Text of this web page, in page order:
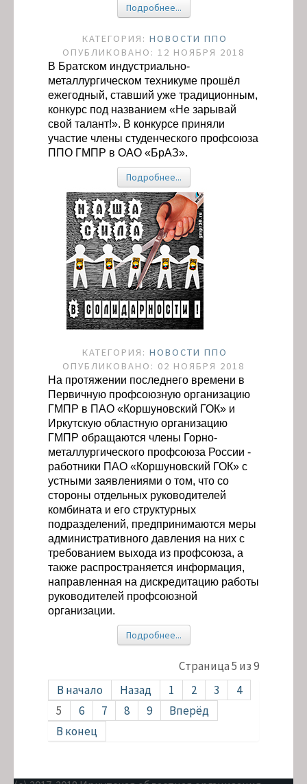
Подробнее...
КАТЕГОРИЯ: НОВОСТИ ППО
ОПУБЛИКОВАНО: 12 НОЯБРЯ 2018
В Братском индустриально-
металлургическом техникуме прошёл
ежегодный, ставший уже традиционным,
конкурс под названием «Не зарывай
свой талант!». В конкурсе приняли
участие члены студенческого профсоюза
ППО ГМПР в ОАО «БрАЗ».
Подробнее...
КАТЕГОРИЯ: НОВОСТИ ППО
ОПУБЛИКОВАНО: 02 НОЯБРЯ 2018
На протяжении последнего времени в
Первичную профсоюзную организацию
ГМПР в ПАО «Коршуновский ГОК» и
Иркутскую областную организацию
ГМПР обращаются члены Горно-
металлургического профсоюза России -
работники ПАО «Коршуновский ГОК» с
устными заявлениями о том, что со
стороны отдельных руководителей
комбината и его структурных
подразделений, предпринимаются меры
административного давления на них с
требованием выхода из профсоюза, а
также распространяется информация,
направленная на дискредитацию работы
руководителей профсоюзной
организации.
Подробнее...
Страница 5 из 9
В начало
Назад 1 2 3
4
5
6 7 8 9
Вперёд
В конец